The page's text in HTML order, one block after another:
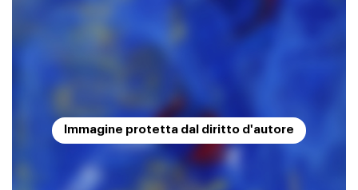
Immagine protetta dal diritto d'autore